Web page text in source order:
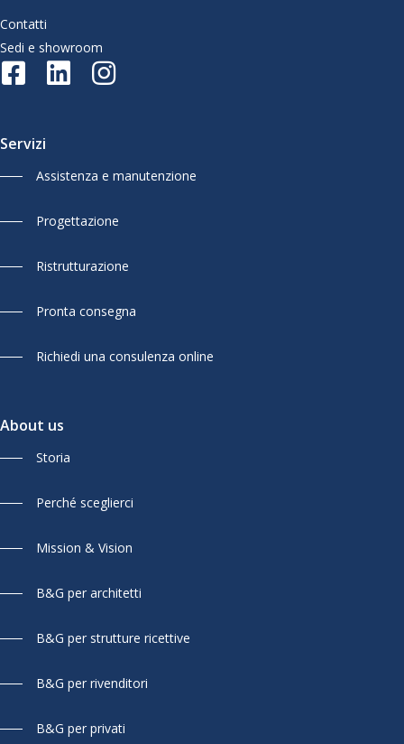
Contatti
Sedi e showroom
Servizi
Assistenza e manutenzione
Progettazione
Ristrutturazione
Pronta consegna
Richiedi una consulenza online
About us
Storia
Perché sceglierci
Mission & Vision
B&G per architetti
B&G per strutture ricettive
B&G per rivenditori
B&G per privati